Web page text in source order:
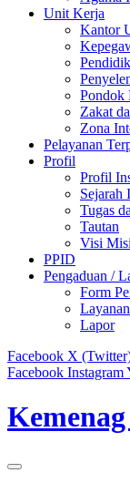
Unit Kerja
Kantor
Pondok
Zakat
Zona
Pelayanan
Profil
Profil
Sejarah
Tugas
Tautan
Visi Misi
PPID
Pengaduan /
Form
Lapor
Facebook X
Facebook Instagram